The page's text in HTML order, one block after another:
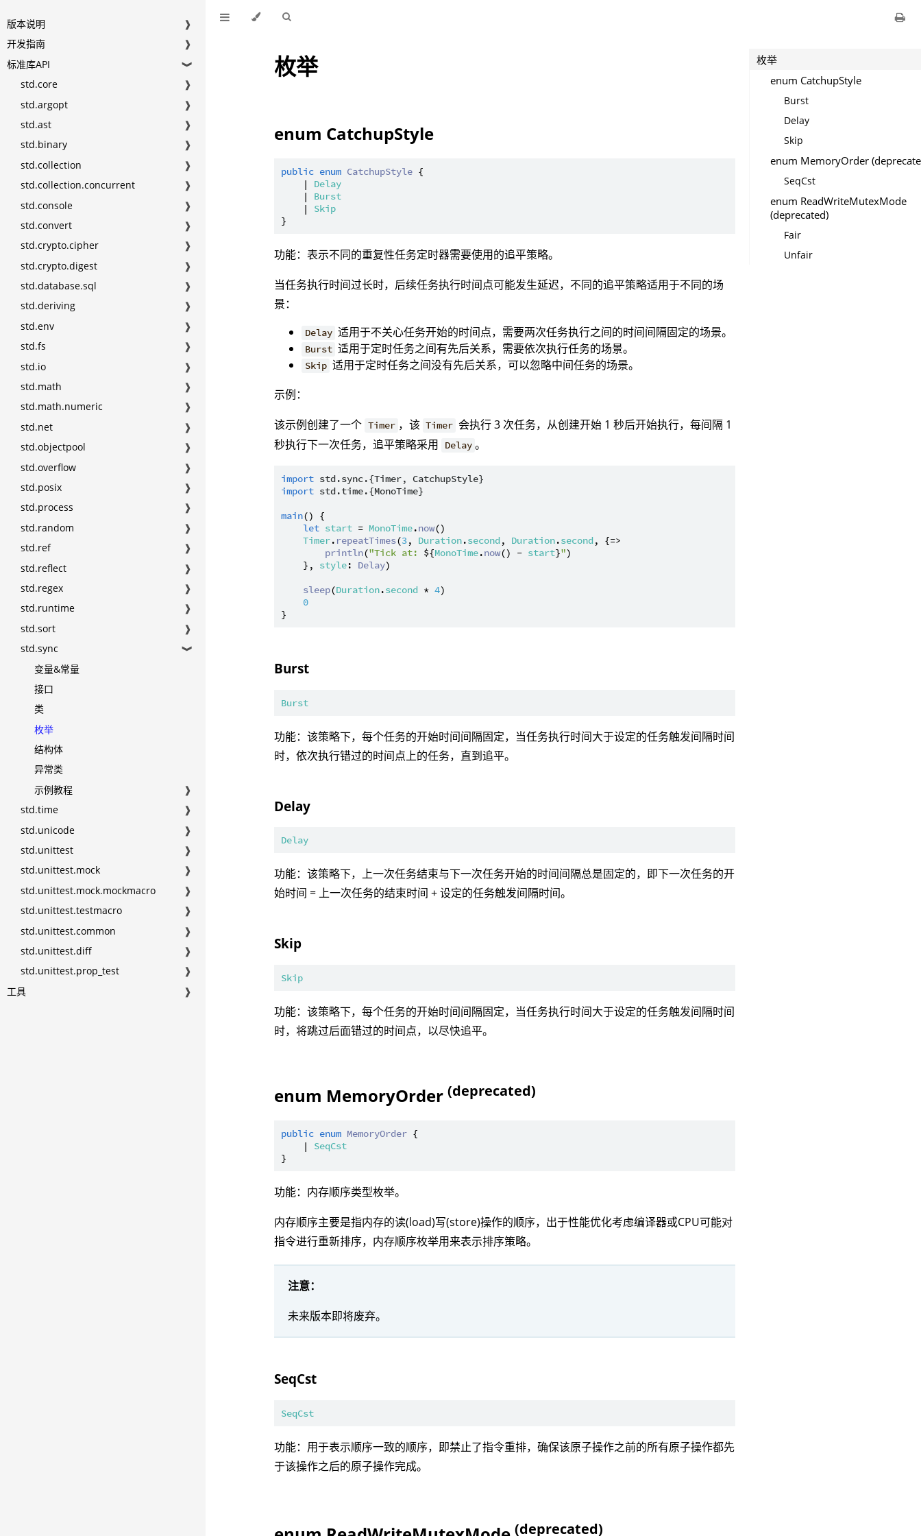
版本说明
❱
开发指南
❱
标准库API
❱
std.core
❱
std.argopt
❱
std.ast
❱
std.binary
❱
std.collection
❱
std.collection.concurrent
❱
std.console
❱
std.convert
❱
std.crypto.cipher
❱
std.crypto.digest
❱
std.database.sql
❱
std.deriving
❱
std.env
❱
std.fs
❱
std.io
❱
std.math
❱
std.math.numeric
❱
std.net
❱
std.objectpool
❱
std.overflow
❱
std.posix
❱
std.process
❱
std.random
❱
std.ref
❱
std.reflect
❱
std.regex
❱
std.runtime
❱
std.sort
❱
std.sync
❱
变量&常量
接口
类
枚举
结构体
异常类
示例教程
❱
std.time
❱
std.unicode
❱
std.unittest
❱
std.unittest.mock
❱
std.unittest.mock.mockmacro
❱
std.unittest.testmacro
❱
std.unittest.common
❱
std.unittest.diff
❱
std.unittest.prop_test
❱
工具
❱
枚举
enum CatchupStyle
public enum CatchupStyle {
    |
Delay
    |
Burst
    |
Skip
功能：表示不同的重复性任务定时器需要使用的追平策略。
当任务执行时间过长时，后续任务执行时间点可能发生延迟，不同的追平策略适用于不同的场
景：
Delay 适用于不关心任务开始的时间点，需要两次任务执行之间的时间间隔固定的场景。
Burst 适用于定时任务之间有先后关系，需要依次执行任务的场景。
Skip 适用于定时任务之间没有先后关系，可以忽略中间任务的场景。
示例：
该示例创建了一个 Timer ，该 Timer 会执行 3 次任务，从创建开始 1 秒后开始执行，每间隔 1
秒执行下一次任务，追平策略采用
Delay 。
import std.sync.{Timer, CatchupStyle}
import std.time.{MonoTime}
main() {
let start = MonoTime.now()
Timer. repeatTimes(3, Duration.second, Duration.second, {=>
println("Tick at: ${MonoTime.now() - start}")
    },
style: Delay)
sleep(Duration.second * 4)
0
Burst
Burst
功能：该策略下，每个任务的开始时间间隔固定，当任务执行时间大于设定的任务触发间隔时间
时，依次执行错过的时间点上的任务，直到追平。
Delay
Delay
功能：该策略下，上一次任务结束与下一次任务开始的时间间隔总是固定的，即下一次任务的开
始时间 = 上一次任务的结束时间 + 设定的任务触发间隔时间。
Skip
Skip
功能：该策略下，每个任务的开始时间间隔固定，当任务执行时间大于设定的任务触发间隔时间
时，将跳过后面错过的时间点，以尽快追平。
enum MemoryOrder(deprecated)
public enum MemoryOrder {
    |
SeqCst
功能：内存顺序类型枚举。
内存顺序主要是指内存的读(load)写(store)操作的顺序，出于性能优化考虑编译器或CPU可能对
指令进行重新排序，内存顺序枚举用来表示排序策略。
注意：
未来版本即将废弃。
SeqCst
SeqCst
功能：用于表示顺序一致的顺序，即禁止了指令重排，确保该原子操作之前的所有原子操作都先
于该操作之后的原子操作完成。
(deprecated)
枚举
enum CatchupStyle
Burst
Delay
Skip
enum MemoryOrder
SeqCst
enum ReadWriteMutexMode
(deprecated)
Fair
Unfair